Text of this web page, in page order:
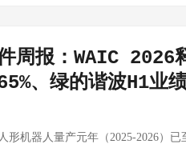
熙路商圈全球首秀，同步开启科创
、数据采集、产教融合、生态共建
越障复合） 基础教育段具身智能实
，零部件需求确定性提升 智元机器
）官方确认，公司已启动
Apple和Google移除13款可生成非
账户："我们一直严格禁止设计用于
：The Verge | 时间：2026-07-18
周报：WAIC 2026
、绿的谐波H1业
形机器人量产元年（2025-2026）已